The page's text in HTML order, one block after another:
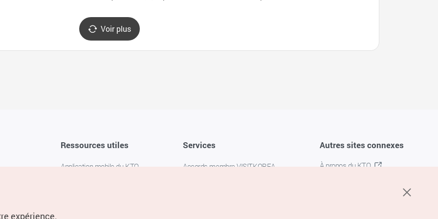
Voir plus
Ressources utiles
Application mobile du KTO
Services
Accords membre VISITKOREA
Autres sites connexes
À propos du KTO
expérience.